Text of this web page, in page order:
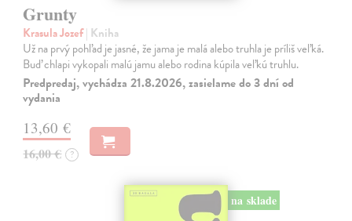
Grunty
Krasula Jozef| Kniha
Už na prvý pohľad je jasné, že jama je malá alebo truhla je príliš veľká.
Buď chlapi vykopali malú jamu alebo rodina kúpila veľkú truhlu.
Predpredaj, vychádza 21.8.2026, zasielame do 3 dní od
vydania
13,60 €
16,00 € ?
na sklade